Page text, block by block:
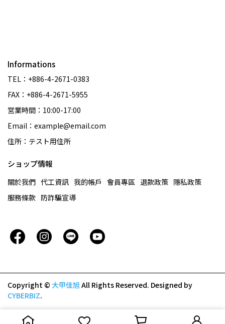
Informations
TEL：+886-4-2671-0383
FAX：+886-4-2671-5955
営業時間：10:00-17:00
Email：example@email.com
住所：テスト用住所
ショップ情報
關於我們 代工資訊 我的帳戶 會員專區 退款政策 隱私政策
服務條款 防詐騙宣導
Copyright © 大甲佳旭 All Rights Reserved. Designed by
CYBERBIZ.